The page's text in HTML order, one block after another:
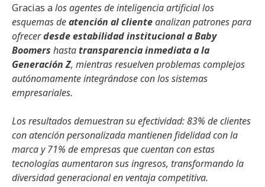
Gracias alos agentes de inteligencia artificial los
esquemas deatención al clienteanalizan patrones para
ofrecerdesde estabilidad institucional a Baby
Boomers hastatransparencia inmediata a la
Generación Z, mientras resuelven problemas complejos
autónomamente integrándose con los sistemas
empresariales.
Los resultados demuestran su efectividad: 83% de clientes
con atención personalizada mantienen fidelidad con la
marca y 71% de empresas que cuentan con estas
tecnologías aumentaron sus ingresos, transformando la
diversidad generacional en ventaja competitiva.